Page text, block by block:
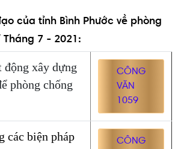
của tỉnh Bình Phước về phòng
7 - 2021:
động xây dựng
phòng chống
CÔNG
VĂN
1059
các biện pháp
CÔNG